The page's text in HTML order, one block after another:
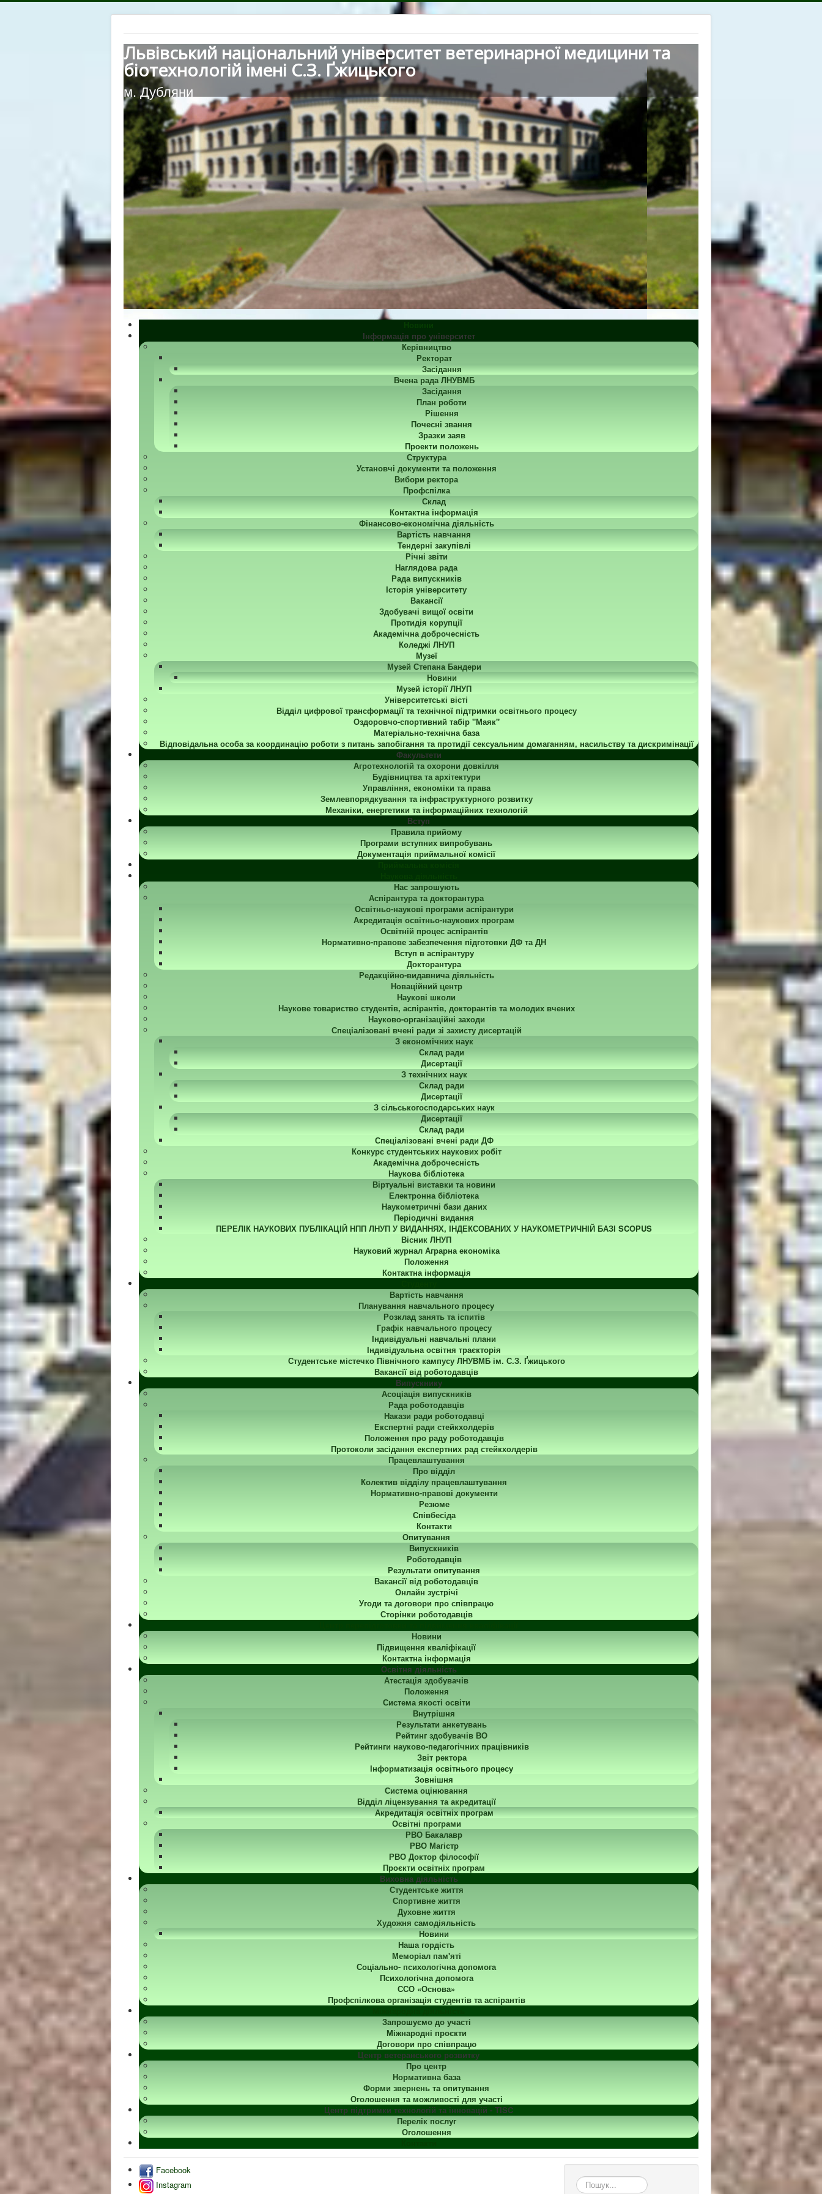
Львівський національний університет ветеринарної медицини та
біотехнологій імені С.З. Ґжицького
м. Дубляни
Інформація про університет
Керівництво
Ректорат
Засідання
Вчена рада ЛНУВМБ
Засідання
План роботи
Рішення
Почесні звання
Зразки заяв
Проекти положень
Структура
Установчі документи та положення
Вибори ректора
Профспілка
Склад
Контактна інформація
Фінансово-економічна діяльність
Вартість навчання
Тендерні закупівлі
Річні звіти
Наглядова рада
Рада випускників
Історія університету
Вакансії
Здобувачі вищої освіти
Протидія корупції
Академічна доброчесність
Коледжі ЛНУП
Музеї
Музей Степана Бандери
Новини
Музей історії ЛНУП
Університетські вісті
Відділ цифрової трансформації та технічної підтримки освітнього процесу
Оздоровчо-спортивний табір "Маяк"
Матеріально-технічна база
Відповідальна особа за координацію роботи з питань запобігання та протидії сексуальним домаганням, насильству та дискримінації
Факультети
Агротехнологій та охорони довкілля
Будівництва та архітектури
Управління, економіки та права
Землевпорядкування та інфраструктурного розвитку
Механіки, енергетики та інформаційних технологій
Вступ
Правила прийому
Програми вступних випробувань
Документація приймальної комісії
Нас запрошують
Аспірантура та докторантура
Освітньо-наукові програми аспірантури
Акредитація освітньо-наукових програм
Освітній процес аспірантів
Нормативно-правове забезпечення підготовки ДФ та ДН
Вступ в аспірантуру
Докторантура
Редакційно-видавнича діяльність
Новаційний центр
Наукові школи
Наукове товариство студентів, аспірантів, докторантів та молодих вчених
Науково-організаційні заходи
Спеціалізовані вчені ради зі захисту дисертацій
З економічних наук
Склад ради
Дисертації
З технічних наук
Склад ради
Дисертації
З сільськогосподарських наук
Дисертації
Склад ради
Спеціалізовані вчені ради ДФ
Конкурс студентських наукових робіт
Академічна доброчесність
Наукова бібліотека
Віртуальні виставки та новини
Електронна бібліотека
Наукометричні бази даних
Періодичні видання
ПЕРЕЛІК НАУКОВИХ ПУБЛІКАЦІЙ НПП ЛНУП У ВИДАННЯХ, ІНДЕКСОВАНИХ У НАУКОМЕТРИЧНІЙ БАЗІ SCOPUS
Вісник ЛНУП
Науковий журнал Аграрна економіка
Положення
Контактна інформація
Вартість навчання
Планування навчального процесу
Розклад занять та іспитів
Графік навчального процесу
Індивідуальні навчальні плани
Індивідуальна освітня траєкторія
Студентське містечко Північного кампусу ЛНУВМБ ім. С.З. Ґжицького
Вакансії від роботодавців
Випускнику
Асоціація випускників
Рада роботодавців
Накази ради роботодавці
Експертні ради стейкхолдерів
Положення про раду роботодавців
Протоколи засідання експертних рад стейкхолдерів
Працевлаштування
Про відділ
Колектив відділу працевлаштування
Нормативно-правові документи
Резюме
Співбесіда
Контакти
Опитування
Випускників
Роботодавців
Результати опитування
Вакансії від роботодавців
Онлайн зустрічі
Угоди та договори про співпрацю
Сторінки роботодавців
Новини
Підвищення кваліфікації
Контактна інформація
Освітня діяльність
Атестація здобувачів
Положення
Система якості освіти
Внутрішня
Результати анкетувань
Рейтинг здобувачів ВО
Рейтинги науково-педагогічних працівників
Звіт ректора
Інформатизація освітнього процесу
Зовнішня
Система оцінювання
Відділ ліцензування та акредитації
Акредитація освітніх програм
Освітні програми
РВО Бакалавр
РВО Магістр
РВО Доктор філософії
Проєкти освітніх програм
Виховна діяльність
Студентське життя
Спортивне життя
Духовне життя
Художня самодіяльність
Новини
Наша гордість
Меморіал пам'яті
Соціально- психологічна допомога
Психологічна допомога
ССО «Основа»
Профспілкова організація студентів та аспірантів
Запрошуємо до участі
Міжнародні проєкти
Договори про співпрацю
Центр ветеранського розвитку
Про центр
Нормативна база
Форми звернень та опитування
Оголошення та можливості для участі
Центр підтримки технологій та інновацій - TISC
Перелік послуг
Оголошення
Facebook
Instagram
пошук